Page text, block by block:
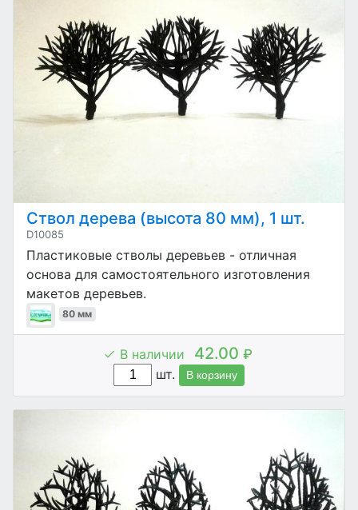
Ствол дерева (высота 80 мм), 1 шт.
D10085
Пластиковые стволы деревьев - отличная
основа для самостоятельного изготовления
макетов деревьев.
80 мм
В наличии 42.00 ₽
шт.
В корзину